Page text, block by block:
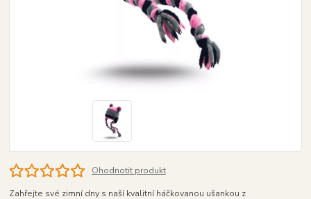
Ohodnotit produkt
Zahřejte své zimní dny s naší kvalitní háčkovanou ušankou z